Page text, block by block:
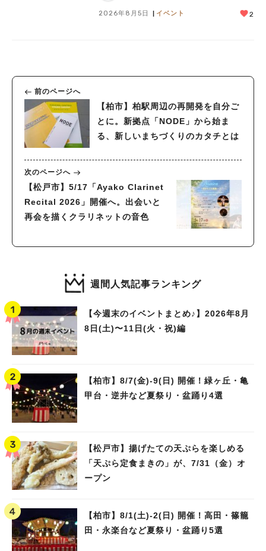
2026年8月5日 イベント 2
前のページへ
【柏市】柏駅周辺の再開発を自分ご
とに。新拠点「NODE」から始ま
る、新しいまちづくりのカタチとは
次のページへ
【松戸市】5/17「Ayako Clarinet
Recital 2026」開催へ。出会いと
再会を描くクラリネットの音色
週間人気記事ランキング
【今週末のイベントまとめ♪】2026年8月
8日(土)〜11日(火・祝)編
【柏市】8/7(金)‐9(日) 開催！緑ヶ丘・亀
甲台・逆井など夏祭り・盆踊り4選
【松戸市】揚げたての天ぷらを楽しめる
「天ぷら定食まきの」が、7/31（金）オ
ープン
【柏市】8/1(土)‐2(日) 開催！高田・篠籠
田・永楽台など夏祭り・盆踊り5選